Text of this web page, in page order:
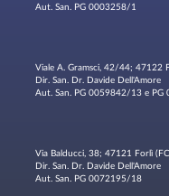
Aut. San. PG 0003258/1
Viale A. Gramsci, 42/44; 47122
Dir. San. Dr. Davide Dell'Amore
Aut. San. PG 0059842/13 e
Via Balducci, 38; 47121 Forlì
Dir. San. Dr. Davide Dell'Amore
Aut. San. PG 0072195/18